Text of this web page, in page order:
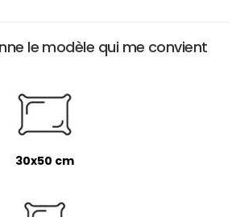
le modèle qui me convient
30x50 cm